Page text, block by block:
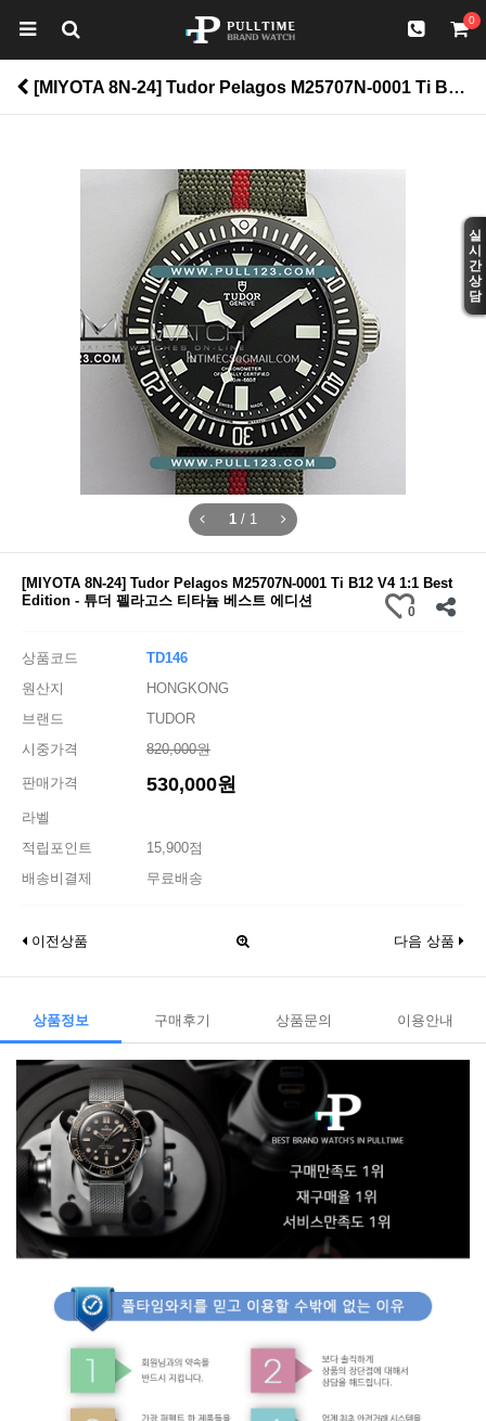
실
시
간
상
담
0
[MIYOTA 8N-24] Tudor Pelagos M25707N-0001 Ti B12 V4 1:1 Best Edition - 튜더 펠라고스 티타늄 베스트 에디션 > Tudor
1 / 1
[MIYOTA 8N-24] Tudor Pelagos M25707N-0001 Ti B12 V4 1:1 Best
Edition - 튜더 펠라고스 티타늄 베스트 에디션
0
상품코드
TD146
원산지
HONGKONG
브랜드
TUDOR
시중가격
820,000원
판매가격 530,000원
라벨
적립포인트
15,900점
배송비결제
무료배송
이전상품 다음 상품
상품정보 구매후기 상품문의 이용안내